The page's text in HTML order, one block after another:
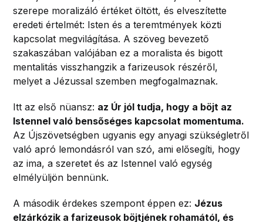
szerepe moralizáló értéket öltött, és elveszítette
eredeti értelmét: Isten és a teremtmények közti
kapcsolat megvilágítása. A szöveg bevezető
szakaszában valójában ez a moralista és bigott
mentalitás visszhangzik a farizeusok részéről,
melyet a Jézussal szemben megfogalmaznak.
Itt az első nüansz: az Úr jól tudja, hogy a böjt az
Istennel való bensőséges kapcsolat momentuma.
Az Újszövetségben ugyanis egy anyagi szükségletről
való apró lemondásról van szó, ami elősegíti, hogy
az ima, a szeretet és az Istennel való egység
elmélyüljön bennünk.
A második érdekes szempont éppen ez: Jézus
elzárkózik a farizeusok böjtjének rohamától, és